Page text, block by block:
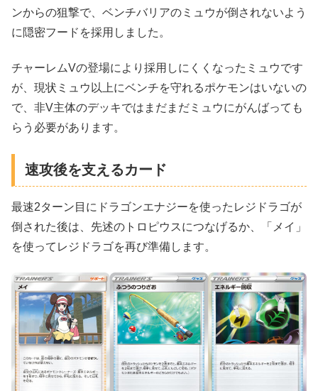
ンからの狙撃で、ベンチバリアのミュウが倒されないよう
に隠密フードを採用しました。
チャーレムVの登場により採用しにくくなったミュウです
が、現状ミュウ以上にベンチを守れるポケモンはいないの
で、非V主体のデッキではまだまだミュウにがんばっても
らう必要があります。
速攻後を支えるカード
最速2ターン目にドラゴンエナジーを使ったレジドラゴが
倒された後は、先述のトロピウスにつなげるか、「メイ」
を使ってレジドラゴを再び準備します。